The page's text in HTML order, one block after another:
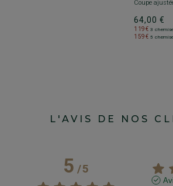
Coupe
64,00 €
119€ 3
159€ 5
L'AVIS DE NOS
5/5